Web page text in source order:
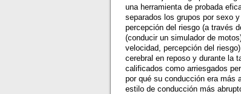
una herramienta de probada
separados los grupos por sexo
percepción del riesgo (a través
(conducir un simulador de
velocidad, percepción del
cerebral en reposo y durante la
calificados como arriesgados
por qué su conducción era más
estilo de conducción más